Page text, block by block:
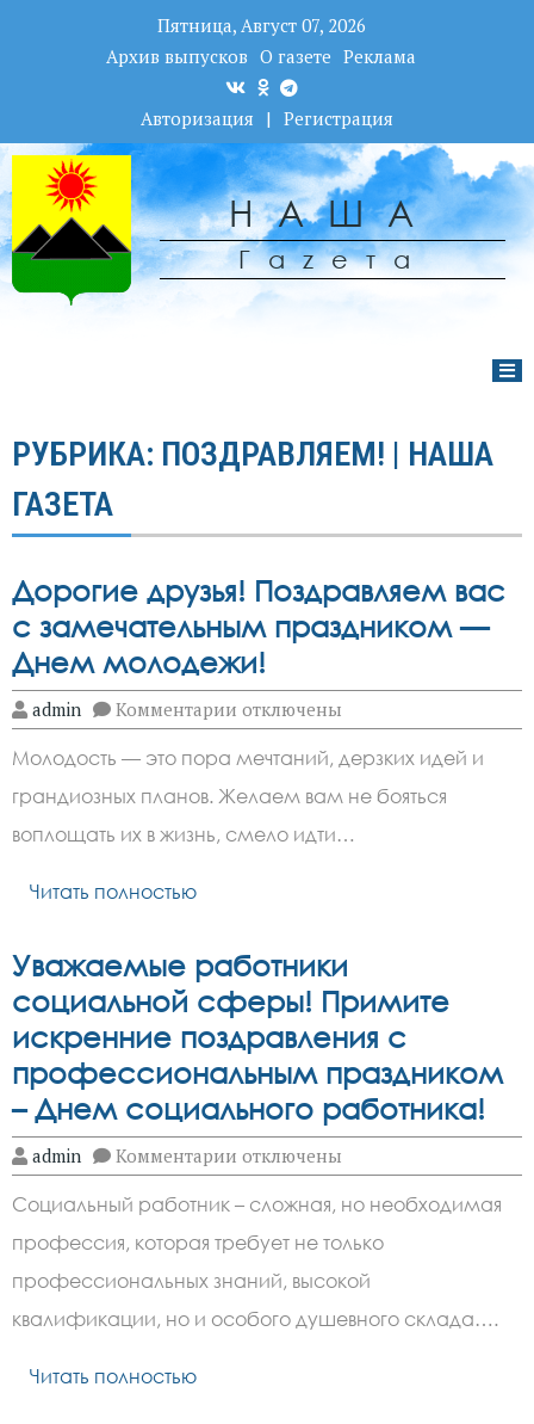
Пятница, Август 07, 2026
Архив выпусков О газете Реклама
Авторизация | Регистрация
НАША
Гаzета
РУБРИКА: ПОЗДРАВЛЯЕМ! | НАША
ГАЗЕТА
Дорогие друзья! Поздравляем вас
с замечательным праздником —
Днем молодежи!
admin Комментарии к
записи
друзья!
Поздравляем
вас
с
замечательным
отключены
Молодость — это пора мечтаний, дерзких идей и
грандиозных планов. Желаем вам не бояться
воплощать их в жизнь, смело идти…
Читать полностью
Уважаемые работники
социальной сферы! Примите
искренние поздравления с
профессиональным праздником
– Днем социального работника!
admin Комментарии к
записи
работники
социальной
сферы!
Примите
искренние
поздравления
отключены
Социальный работник – сложная, но необходимая
профессия, которая требует не только
профессиональных знаний, высокой
квалификации, но и особого душевного склада….
Читать полностью